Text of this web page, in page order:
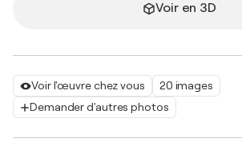
Voir l'œuvre chez vous
20 images
Demander d'autres photos
Voir en 3D